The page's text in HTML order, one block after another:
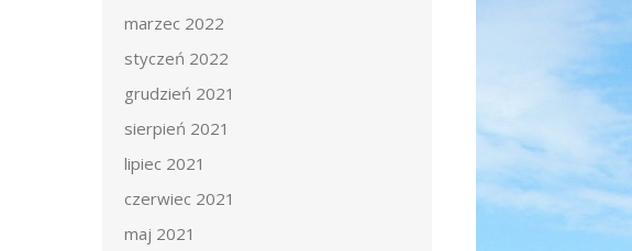
marzec 2022
styczeń 2022
grudzień 2021
sierpień 2021
lipiec 2021
czerwiec 2021
maj 2021